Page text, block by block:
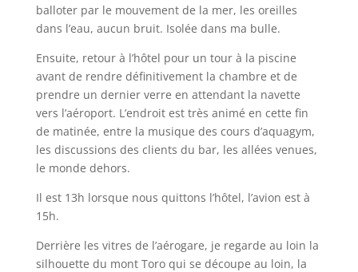
balloter par le mouvement de la mer, les oreilles
dans l’eau, aucun bruit. Isolée dans ma bulle.
Ensuite, retour à l’hôtel pour un tour à la piscine
avant de rendre définitivement la chambre et de
prendre un dernier verre en attendant la navette
vers l’aéroport. L’endroit est très animé en cette fin
de matinée, entre la musique des cours d’aquagym,
les discussions des clients du bar, les allées venues,
le monde dehors.
Il est 13h lorsque nous quittons l’hôtel, l’avion est à
15h.
Derrière les vitres de l’aérogare, je regarde au loin la
silhouette du mont Toro qui se découpe au loin, la